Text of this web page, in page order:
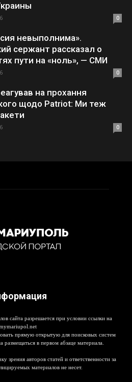
0
невыполнима».
сержант рассказал о
пути на «ноль», — СМИ
0
на прохання
щодо Patriot: Ми теж
0
сайта разрешается при условии ссылки на
прямую открытую для поисковых систем
размещаться в первом абзаце материала.
зрения авторов статей и ответственности за
материалов не несет.